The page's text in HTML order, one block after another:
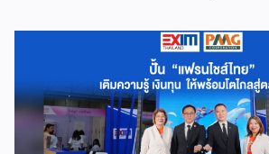
โดยมี สถาบันเทคโนโลยีนิวเคลียร์แห่งชาติ
สทน. รับหน้าที่เป็นเจ้าภาพหลัก ณ สำนักงา
มุ่งระดมสมองวิศวกรและนักวิจัยไทยในการย
วิทยาศาสตร์ขั้นสูง และสร้างเสถียรภาพทาง
(National Resilience) ให้แก่ประเทศอย่า
วงศ์สวัสดิ์ รัฐมนตรีว่าการกระทรวง อว. ปร
ว่า “การประชุมในครั้งนี้เป็นหมุดหมายสำคั